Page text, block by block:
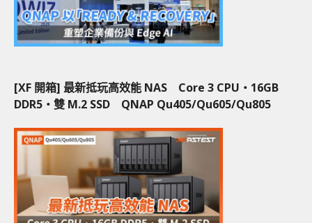
[XF 開箱] 最新抵玩高效能 NAS Core 3 CPU‧16GB
DDR5‧雙 M.2 SSD QNAP Qu405/Qu605/Qu805